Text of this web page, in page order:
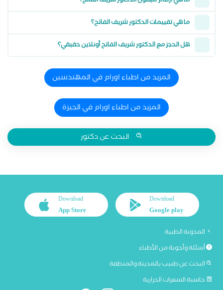
ما هي تقييمات الدكتور شريف الفاتح؟
هل الحجز مع الدكتور شريف الفاتح أونلاين حقيقي؟
المزيد من اطباء اورام في المهندسين
المزيد من اطباء اورام في الجيزة
البحث عن دكتور
Download
Google play
Download
App Store
المدونة الطبية
أسئلة وأجوبة من الأطباء
البحث عن طبيب بالمدينة والمنطقة
حاسبة السعرات الحرارية